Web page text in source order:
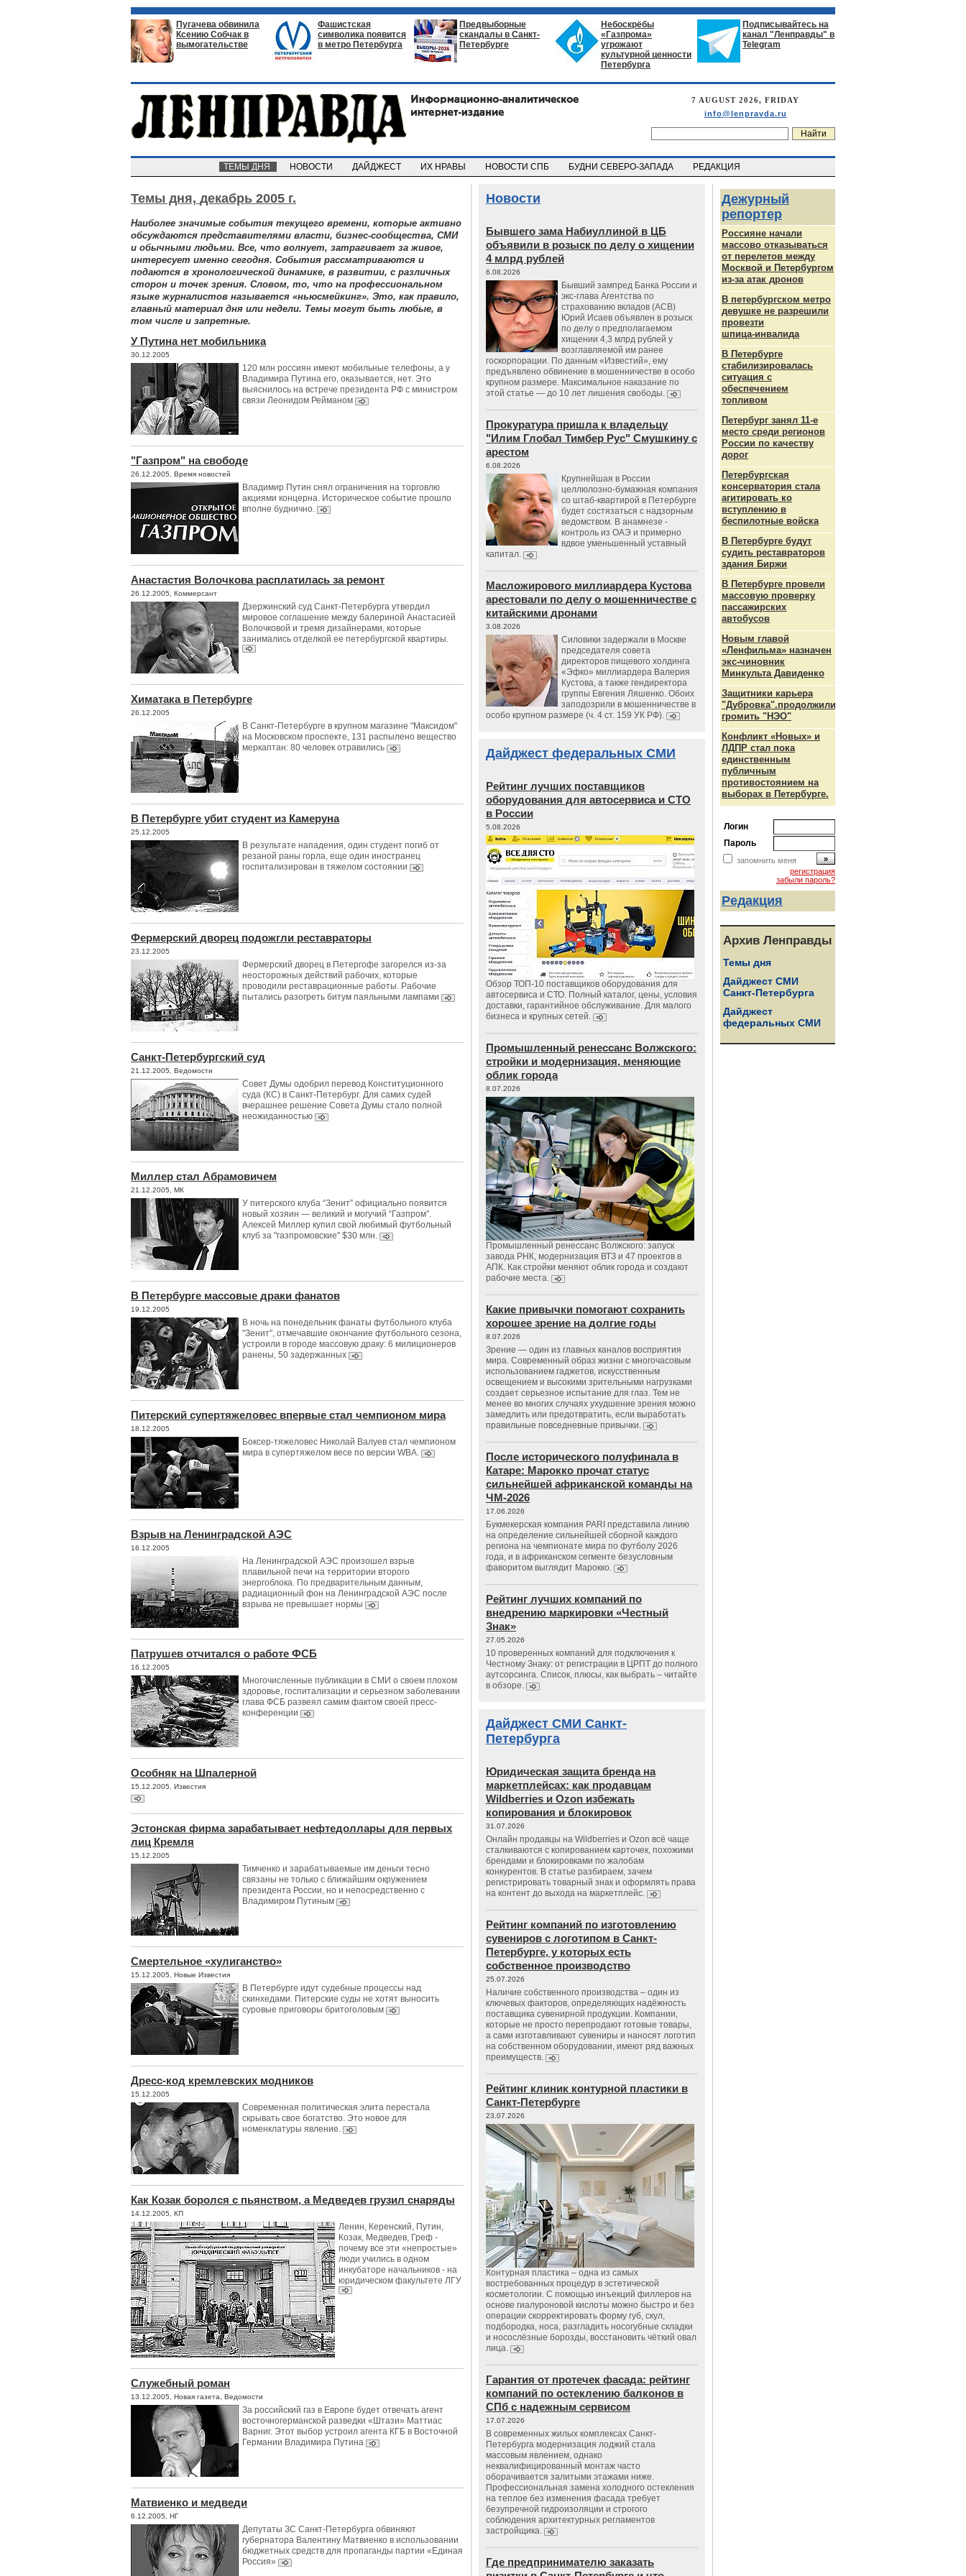
Пугачева обвинила
Ксению Собчак в
вымогательстве
Фашистская
символика появится
в метро Петербурга
Предвыборные
скандалы в Санкт-
Петербурге
Небоскрёбы
«Газпрома»
угрожают
культурной ценности
Петербурга
Подписывайтесь на
канал "Ленправды" в
Telegram
7 AUGUST 2026, FRIDAY
info@lenpravda.ru
ТЕМЫ ДНЯ НОВОСТИ ДАЙДЖЕСТ ИХ НРАВЫ НОВОСТИ СПБ БУДНИ СЕВЕРО-ЗАПАДА РЕДАКЦИЯ
Темы дня, декабрь 2005 г.
Наиболее значимые события текущего времени, которые активно
обсуждаются представителями власти, бизнес-сообщества, СМИ
и обычными людьми. Все, что волнует, затрагивает за живое,
интересует именно сегодня. События рассматриваются и
подаются в хронологической динамике, в развитии, с различных
сторон и точек зрения. Словом, то, что на профессиональном
языке журналистов называется «ньюсмейкинг». Это, как правило,
главный материал дня или недели. Темы могут быть любые, в
том числе и запретные.
У Путина нет мобильника
30.12.2005
120 млн россиян имеют мобильные телефоны, а у
Владимира Путина его, оказывается, нет. Это
выяснилось на встрече президента РФ с министром
связи Леонидом Рейманом
"Газпром" на свободе
26.12.2005, Время новостей
Владимир Путин снял ограничения на торговлю
акциями концерна. Историческое событие прошло
вполне буднично.
Анастастия Волочкова расплатилась за ремонт
26.12.2005, Коммерсант
Дзержинский суд Санкт-Петербурга утвердил
мировое соглашение между балериной Анастасией
Волочковой и тремя дизайнерами, которые
занимались отделкой ее петербургской квартиры.
Химатака в Петербурге
26.12.2005
В Санкт-Петербурге в крупном магазине "Максидом"
на Московском проспекте, 131 распылено вещество
меркаптан: 80 человек отравились
В Петербурге убит студент из Камеруна
25.12.2005
В результате нападения, один студент погиб от
резаной раны горла, еще один иностранец
госпитализирован в тяжелом состоянии
Фермерский дворец подожгли реставраторы
23.12.2005
Фермерский дворец в Петергофе загорелся из-за
неосторожных действий рабочих, которые
проводили реставрационные работы. Рабочие
пытались разогреть битум паяльными лампами
Санкт-Петербургский суд
21.12.2005, Ведомости
Совет Думы одобрил перевод Конституционного
суда (КС) в Санкт-Петербург. Для самих судей
вчерашнее решение Совета Думы стало полной
неожиданностью
Миллер стал Абрамовичем
21.12.2005, МК
У питерского клуба “Зенит” официально появится
новый хозяин — великий и могучий “Газпром”.
Алексей Миллер купил свой любимый футбольный
клуб за "газпромовские" $30 млн.
В Петербурге массовые драки фанатов
19.12.2005
В ночь на понедельник фанаты футбольного клуба
"Зенит", отмечавшие окончание футбольного сезона,
устроили в городе массовую драку: 6 милиционеров
ранены, 50 задержанных
Питерский супертяжеловес впервые стал чемпионом мира
18.12.2005
Боксер-тяжеловес Николай Валуев стал чемпионом
мира в супертяжелом весе по версии WBA.
Взрыв на Ленинградской АЭС
16.12.2005
На Ленинградской АЭС произошел взрыв
плавильной печи на территории второго
энергоблока. По предварительным данным,
радиационный фон на Ленинградской АЭС после
взрыва не превышает нормы
Патрушев отчитался о работе ФСБ
16.12.2005
Многочисленные публикации в СМИ о своем плохом
здоровье, госпитализации и серьезном заболевании
глава ФСБ развеял самим фактом своей пресс-
конференции
Особняк на Шпалерной
15.12.2005, Известия
Эстонская фирма зарабатывает нефтедоллары для первых
лиц Кремля
15.12.2005
Тимченко и зарабатываемые им деньги тесно
связаны не только с ближайшим окружением
президента России, но и непосредственно с
Владимиром Путиным
Смертельное «хулиганство»
15.12.2005, Новые Известия
В Петербурге идут судебные процессы над
скинхедами. Питерские суды не хотят выносить
суровые приговоры бритоголовым
Дресс-код кремлевских модников
15.12.2005
Современная политическая элита перестала
скрывать свое богатство. Это новое для
номенклатуры явление.
Как Козак боролся с пьянством, а Медведев грузил снаряды
14.12.2005, КП
Ленин, Керенский, Путин,
Козак, Медведев, Греф -
почему все эти «непростые»
люди учились в одном
инкубаторе начальников - на
юридическом факультете ЛГУ
Служебный роман
13.12.2005, Новая газета, Ведомости
За российский газ в Европе будет отвечать агент
восточногерманской разведки «Штази» Маттиас
Варниг. Этот выбор устроил агента КГБ в Восточной
Германии Владимира Путина
Матвиенко и медведи
6.12.2005, НГ
Депутаты ЗС Санкт-Петербурга обвиняют
губернатора Валентину Матвиенко в использовании
бюджетных средств для пропаганды партии «Единая
Россия»
Новости
Бывшего зама Набиуллиной в ЦБ
объявили в розыск по делу о хищении
4 млрд рублей
6.08.2026
Бывший зампред Банка России и
экс-глава Агентства по
страхованию вкладов (АСВ)
Юрий Исаев объявлен в розыск
по делу о предполагаемом
хищении 4,3 млрд рублей у
возглавляемой им ранее
госкорпорации. По данным «Известий», ему
предъявлено обвинение в мошенничестве в особо
крупном размере. Максимальное наказание по
этой статье — до 10 лет лишения свободы.
Прокуратура пришла к владельцу
"Илим Глобал Тимбер Рус" Смушкину с
арестом
6.08.2026
Крупнейшая в России
целлюлозно-бумажная компания
со штаб-квартирой в Петербурге
будет состязаться с надзорным
ведомством. В анамнезе -
контроль из ОАЭ и примерно
вдвое уменьшенный уставный
капитал.
Масложирового миллиардера Кустова
арестовали по делу о мошенничестве с
китайскими дронами
3.08.2026
Силовики задержали в Москве
председателя совета
директоров пищевого холдинга
«Эфко» миллиардера Валерия
Кустова, а также гендиректора
группы Евгения Ляшенко. Обоих
заподозрили в мошенничестве в
особо крупном размере (ч. 4 ст. 159 УК РФ).
Дайджест федеральных СМИ
Рейтинг лучших поставщиков
оборудования для автосервиса и СТО
в России
5.08.2026
Обзор ТОП-10 поставщиков оборудования для
автосервиса и СТО. Полный каталог, цены, условия
доставки, гарантийное обслуживание. Для малого
бизнеса и крупных сетей.
Промышленный ренессанс Волжского:
стройки и модернизация, меняющие
облик города
8.07.2026
Промышленный ренессанс Волжского: запуск
завода РНК, модернизация ВТЗ и 47 проектов в
АПК. Как стройки меняют облик города и создают
рабочие места.
Какие привычки помогают сохранить
хорошее зрение на долгие годы
8.07.2026
Зрение — один из главных каналов восприятия
мира. Современный образ жизни с многочасовым
использованием гаджетов, искусственным
освещением и высокими зрительными нагрузками
создает серьезное испытание для глаз. Тем не
менее во многих случаях ухудшение зрения можно
замедлить или предотвратить, если выработать
правильные повседневные привычки.
После исторического полуфинала в
Катаре: Марокко прочат статус
сильнейшей африканской команды на
ЧМ-2026
17.06.2026
Букмекерская компания PARI представила линию
на определение сильнейшей сборной каждого
региона на чемпионате мира по футболу 2026
года, и в африканском сегменте безусловным
фаворитом выглядит Марокко.
Рейтинг лучших компаний по
внедрению маркировки «Честный
Знак»
27.05.2026
10 проверенных компаний для подключения к
Честному Знаку: от регистрации в ЦРПТ до полного
аутсорсинга. Список, плюсы, как выбрать – читайте
в обзоре.
Дайджест СМИ Санкт-
Петербурга
Юридическая защита бренда на
маркетплейсах: как продавцам
Wildberries и Ozon избежать
копирования и блокировок
31.07.2026
Онлайн продавцы на Wildberries и Ozon всё чаще
сталкиваются с копированием карточек, похожими
брендами и блокировками по жалобам
конкурентов. В статье разбираем, зачем
регистрировать товарный знак и оформлять права
на контент до выхода на маркетплейс.
Рейтинг компаний по изготовлению
сувениров с логотипом в Санкт-
Петербурге, у которых есть
собственное производство
25.07.2026
Наличие собственного производства – один из
ключевых факторов, определяющих надёжность
поставщика сувенирной продукции. Компании,
которые не просто перепродают готовые товары,
а сами изготавливают сувениры и наносят логотип
на собственном оборудовании, имеют ряд важных
преимуществ.
Рейтинг клиник контурной пластики в
Санкт-Петербурге
23.07.2026
Контурная пластика – одна из самых
востребованных процедур в эстетической
косметологии. С помощью инъекций филлеров на
основе гиалуроновой кислоты можно быстро и без
операции скорректировать форму губ, скул,
подбородка, носа, разгладить носогубные складки
и носослёзные борозды, восстановить чёткий овал
лица.
Гарантия от протечек фасада: рейтинг
компаний по остеклению балконов в
СПб с надежным сервисом
17.07.2026
В современных жилых комплексах Санкт-
Петербурга модернизация лоджий стала
массовым явлением, однако
неквалифицированный монтаж часто
оборачивается залитыми этажами ниже.
Профессиональная замена холодного остекления
на теплое без изменения фасада требует
безупречной гидроизоляции и строгого
соблюдения архитектурных регламентов
застройщика.
Где предпринимателю заказать
Дежурный
репортер
Россияне начали
массово отказываться
от перелетов между
Москвой и Петербургом
из-за атак дронов
В петербургском метро
девушке не разрешили
провезти
шпица‑инвалида
В Петербурге
стабилизировалась
ситуация с
обеспечением
топливом
Петербург занял 11-е
место среди регионов
России по качеству
дорог
Петербургская
консерватория стала
агитировать ко
вступлению в
беспилотные войска
В Петербурге будут
судить реставраторов
здания Биржи
В Петербурге провели
массовую проверку
пассажирских
автобусов
Новым главой
«Ленфильма» назначен
экс-чиновник
Минкульта Давиденко
Защитники карьера
"Дубровка".продолжили
громить "НЭО"
Конфликт «Новых» и
ЛДПР стал пока
единственным
публичным
противостоянием на
выборах в Петербурге.
Логин
Пароль
запомнить меня
регистрация
забыли пароль?
Редакция
Архив Ленправды
Темы дня
Дайджест СМИ
Санкт-Петербурга
Дайджест
федеральных СМИ